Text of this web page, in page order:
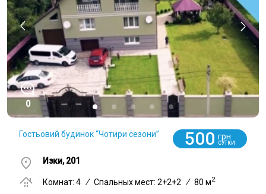
0
Гостьовий будинок “Чотири сезони” 500 грн
СУТКИ
Изки, 201
Комнат: 4 / Спальных мест: 2+2+2 / 80 м2